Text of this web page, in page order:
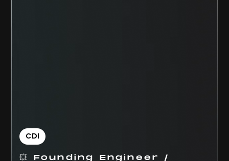
CDI
💥 Founding Engineer /